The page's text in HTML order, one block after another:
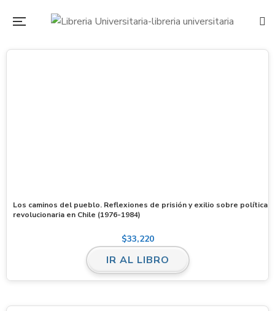
Los caminos del pueblo. Reflexiones de prisión y exilio sobre política
revolucionaria en Chile (1976-1984)
$33,220
IR AL LIBRO